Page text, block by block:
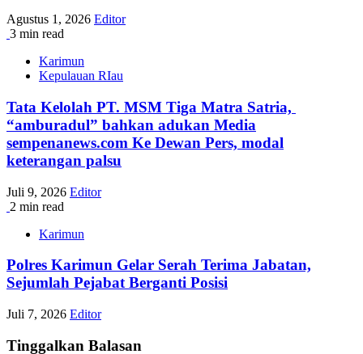
Agustus 1, 2026 Editor
3 min read
Karimun
Kepulauan RIau
Tata Kelolah PT. MSM Tiga Matra Satria,
“amburadul” bahkan adukan Media
sempenanews.com Ke Dewan Pers, modal
keterangan palsu
Juli 9, 2026 Editor
2 min read
Karimun
Polres Karimun Gelar Serah Terima Jabatan,
Sejumlah Pejabat Berganti Posisi
Juli 7, 2026 Editor
Tinggalkan Balasan